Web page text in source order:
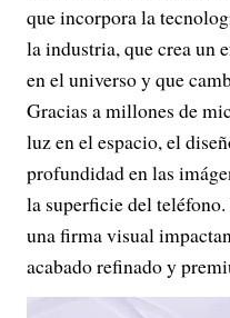
que incorpora la
la industria, que crea un
en el universo y que
Gracias a millones de
luz en el espacio, el
profundidad en las
la superficie del
una firma visual
acabado refinado y